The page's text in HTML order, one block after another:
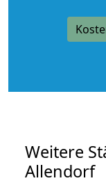
Weitere
Allendorf